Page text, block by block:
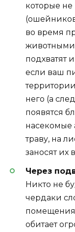
которые
во время
животными
подхватят
если ваш
него (а
появятся
насекомые
траву, на
заносят их
Через
Никто не
чердаки
обитает